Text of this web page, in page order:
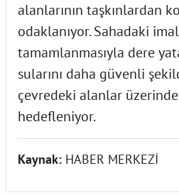
alanlarının taşkınlardan
odaklanıyor. Sahadaki
tamamlanmasıyla dere
sularını daha güvenli
çevredeki alanlar
hedefleniyor.
Kaynak: HABER MERKEZİ